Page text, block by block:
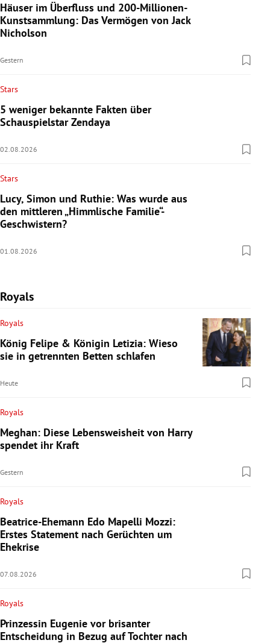
Häuser im Überfluss und 200-Millionen-
Kunstsammlung: Das Vermögen von Jack
Nicholson
Gestern
Stars
5 weniger bekannte Fakten über
Schauspielstar Zendaya
02.08.2026
Stars
Lucy, Simon und Ruthie: Was wurde aus
den mittleren „Himmlische Familie“-
Geschwistern?
01.08.2026
Royals
Royals
König Felipe & Königin Letizia: Wieso
sie in getrennten Betten schlafen
Heute
Royals
Meghan: Diese Lebensweisheit von Harry
spendet ihr Kraft
Gestern
Royals
Beatrice-Ehemann Edo Mapelli Mozzi:
Erstes Statement nach Gerüchten um
Ehekrise
07.08.2026
Royals
Prinzessin Eugenie vor brisanter
Entscheidung in Bezug auf Tochter nach